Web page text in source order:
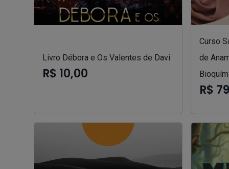
Livro Débora e Os Valentes de Davi
R$ 10,00
Curso
de
R$